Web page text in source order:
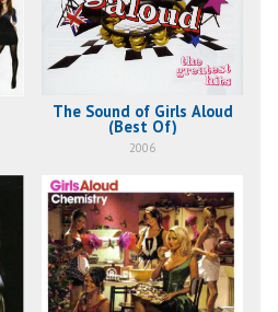
The Sound of Girls Aloud
(Best Of)
2006